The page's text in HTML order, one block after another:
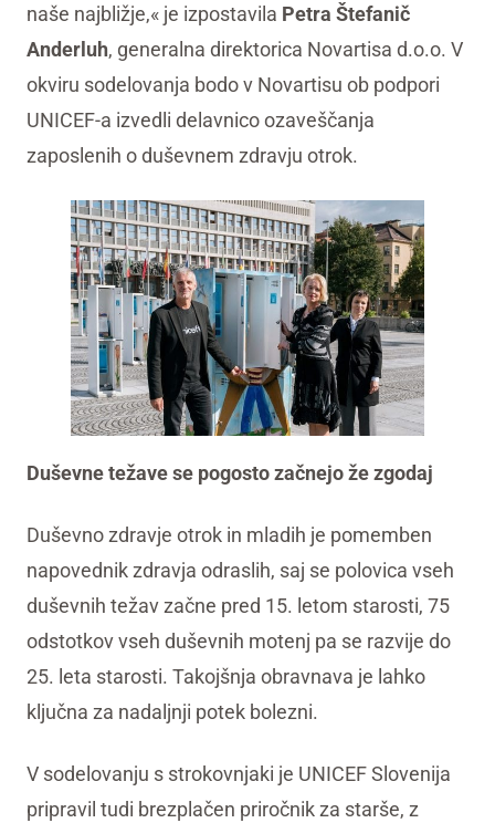
naše najbližje,« je izpostavila Petra Štefanič
Anderluh, generalna direktorica Novartisa d.o.o. V
okviru sodelovanja bodo v Novartisu ob podpori
UNICEF-a izvedli delavnico ozaveščanja
zaposlenih o duševnem zdravju otrok.
Duševne težave se pogosto začnejo že zgodaj
Duševno zdravje otrok in mladih je pomemben
napovednik zdravja odraslih, saj se polovica vseh
duševnih težav začne pred 15. letom starosti, 75
odstotkov vseh duševnih motenj pa se razvije do
25. leta starosti. Takojšnja obravnava je lahko
ključna za nadaljnji potek bolezni.
V sodelovanju s strokovnjaki je UNICEF Slovenija
pripravil tudi brezplačen priročnik za starše, z